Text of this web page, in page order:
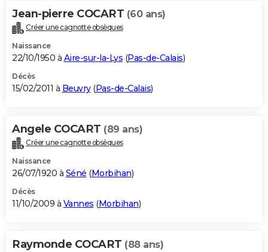
Jean-pierre COCART (60 ans)
Créer une cagnotte obsèques
Naissance
22/10/1950 à Aire-sur-la-Lys (Pas-de-Calais)
Décès
15/02/2011 à Beuvry(Pas-de-Calais)
Angele COCART (89 ans)
Créer une cagnotte obsèques
Naissance
26/07/1920 à Séné (Morbihan)
Décès
11/10/2009 à Vannes (Morbihan)
Raymonde COCART (88 ans)